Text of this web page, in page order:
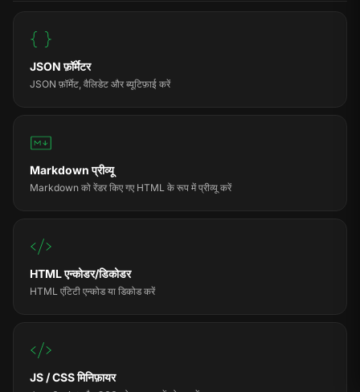
JSON फ़ॉर्मेटर
JSON फ़ॉर्मेट, वैलिडेट और ब्यूटिफ़ाई करें
Markdown प्रीव्यू
Markdown को रेंडर किए गए HTML के रूप में प्रीव्यू करें
HTML एन्कोडर/डिकोडर
HTML एंटिटी एन्कोड या डिकोड करें
JS / CSS मिनिफ़ायर